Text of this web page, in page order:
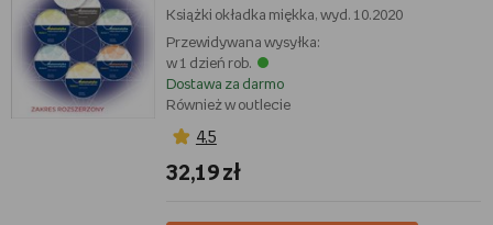
Książki okładka miękka, wyd. 10.2020
Przewidywana wysyłka:
w 1 dzień rob.
Dostawa za darmo
Również w outlecie
4,5
32,19 zł